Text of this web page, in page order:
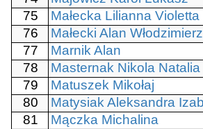
75
Małecka Lilianna Violetta
76
Małecki Alan Włodzimierz
77
Marnik Alan
78
Masternak Nikola Natalia
79
Matuszek Mikołaj
80
Matysiak Aleksandra
81
Mączka Michalina